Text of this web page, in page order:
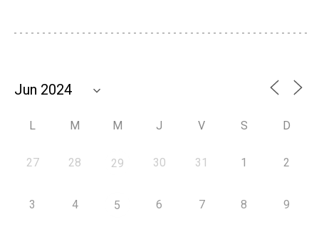
L M M J V S D
27 28 29 30 31 1 2
3 4 5 6 7 8 9